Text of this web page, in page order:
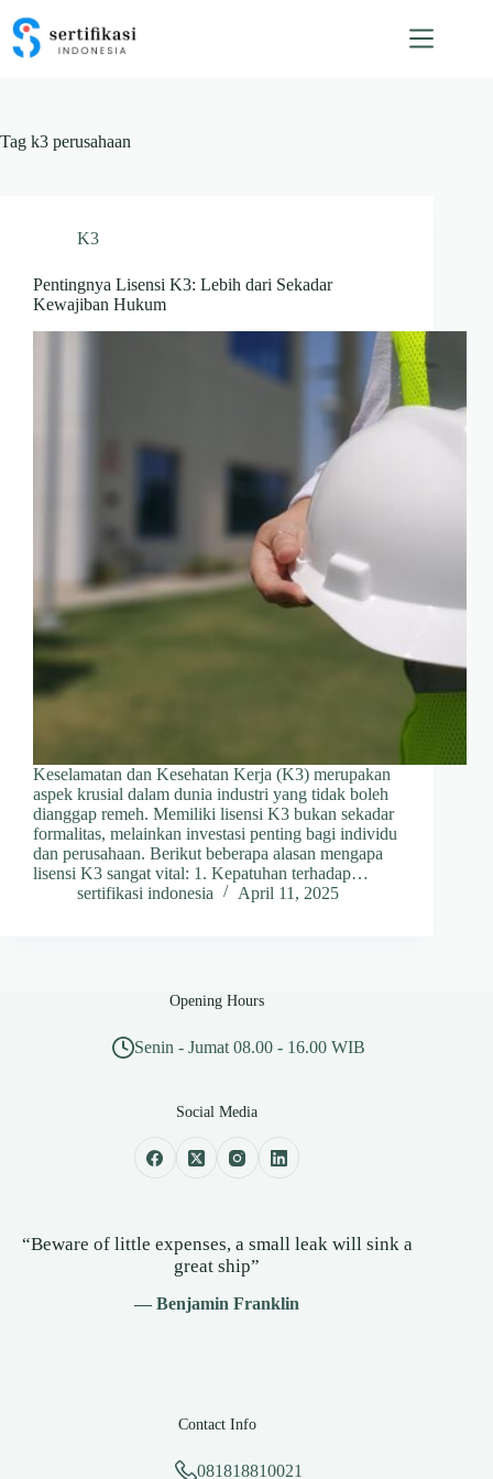
content
Tag k3 perusahaan
K3
Pentingnya Lisensi K3: Lebih dari Sekadar
Kewajiban Hukum
Keselamatan dan Kesehatan Kerja (K3) merupakan
aspek krusial dalam dunia industri yang tidak boleh
dianggap remeh. Memiliki lisensi K3 bukan sekadar
formalitas, melainkan investasi penting bagi individu
dan perusahaan. Berikut beberapa alasan mengapa
lisensi K3 sangat vital:​ 1. Kepatuhan terhadap…
sertifikasi indonesia
April 11, 2025
Opening Hours
Senin - Jumat 08.00 - 16.00 WIB
Social Media
“Beware of little expenses, a small leak will sink a
great ship”
— Benjamin Franklin
Contact Info
081818810021